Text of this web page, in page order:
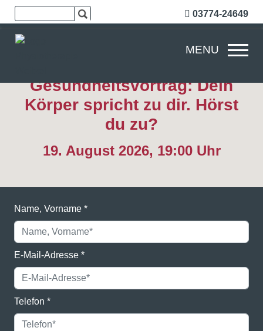
03774-24649
MENU
Gesundheitsvortrag: Dein
Körper spricht zu dir. Hörst
du zu?
19. August 2026, 19:00 Uhr
Name, Vorname *
E-Mail-Adresse *
Telefon *